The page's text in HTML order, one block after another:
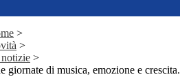
>
>
>
giornate di musica, emozione e crescita.